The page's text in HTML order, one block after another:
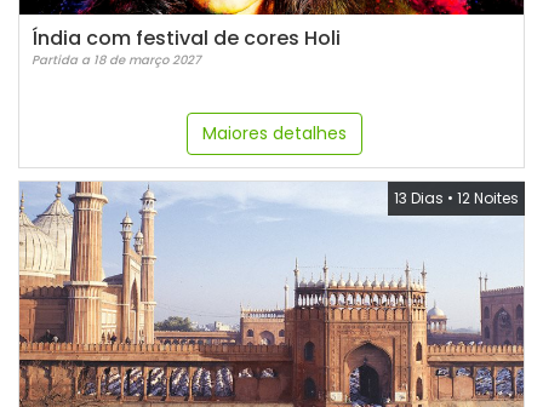
Índia com festival de cores Holi
Partida a 18 de março 2027
Maiores detalhes
13 Dias • 12 Noites